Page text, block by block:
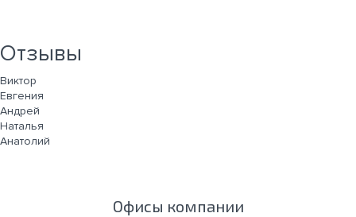
Отзывы
Виктор
Евгения
Андрей
Наталья
Анатолий
Офисы компании